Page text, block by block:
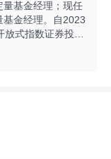
量基金经理；现任
金经理。自2023
式指数证券投资
月起任富国中证港
金经理；自2023
投资基金基金经
药及医疗保健交易
投资基金基金经